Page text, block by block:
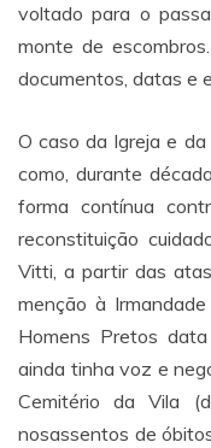
voltado para o
monte de
documentos, datas e
O caso da Igreja e
como, durante
forma contínua
reconstituição
Vitti, a partir das
menção à
Homens Pretos
ainda tinha voz e
Cemitério da Vila
nosassentos de